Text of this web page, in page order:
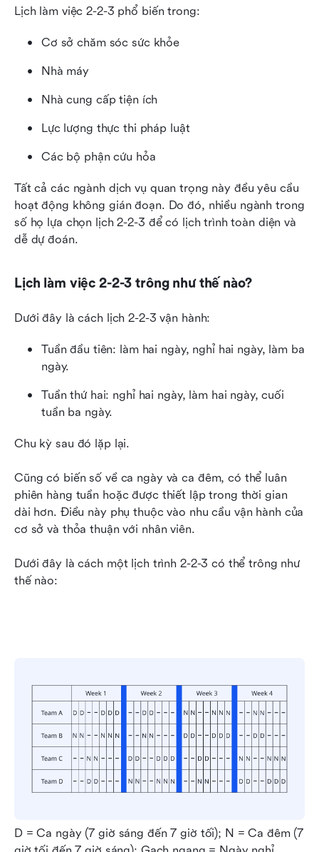
Lịch làm việc 2-2-3 phổ biến trong:
Cơ sở chăm sóc sức khỏe
Nhà máy
Nhà cung cấp tiện ích
Lực lượng thực thi pháp luật
Các bộ phận cứu hỏa
Tất cả các ngành dịch vụ quan trọng này đều yêu cầu
hoạt động không gián đoạn. Do đó, nhiều ngành trong
số họ lựa chọn lịch 2-2-3 để có lịch trình toàn diện và
dễ dự đoán.
Lịch làm việc 2-2-3 trông như thế nào?
Dưới đây là cách lịch 2-2-3 vận hành:
Tuần đầu tiên: làm hai ngày, nghỉ hai ngày, làm ba
ngày.
Tuần thứ hai: nghỉ hai ngày, làm hai ngày, cuối
tuần ba ngày.
Chu kỳ sau đó lặp lại.
Cũng có biến số về ca ngày và ca đêm, có thể luân
phiên hàng tuần hoặc được thiết lập trong thời gian
dài hơn. Điều này phụ thuộc vào nhu cầu vận hành của
cơ sở và thỏa thuận với nhân viên.
Dưới đây là cách một lịch trình 2-2-3 có thể trông như
thế nào:
D = Ca ngày (7 giờ sáng đến 7 giờ tối); N = Ca đêm (7